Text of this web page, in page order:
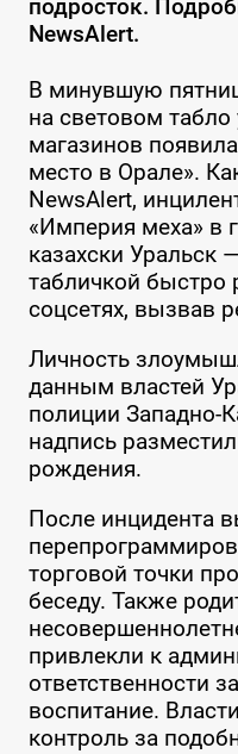
подросток.
NewsAlert.
В минувшую
на световом табло
магазинов
место в Орале».
NewsAlert,
«Империя меха» в
казахски Уральск
табличкой быстро
соцсетях, вызвав
Личность
данным властей
полиции Западно-
надпись
рождения.
После инцидента
торговой точки
беседу. Также
привлекли к
ответственности
воспитание.
контроль за